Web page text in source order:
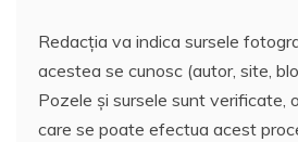
Redacția va indica sursele
acestea se cunosc (autor, site,
Pozele și sursele sunt verificate,
care se poate efectua acest